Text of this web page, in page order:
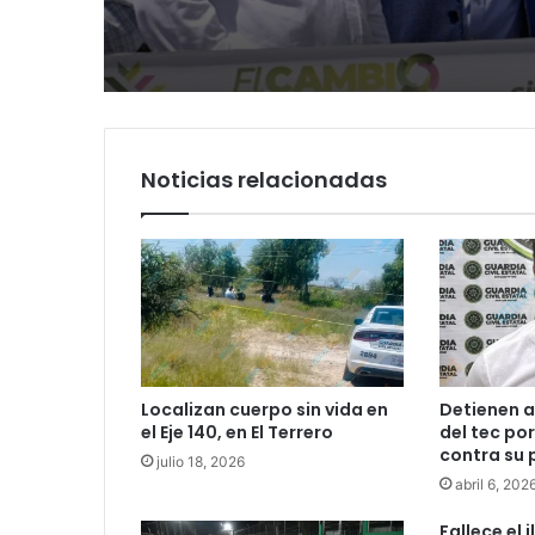
coordinación con
del Estado
Tangamanga y
llegada tras
PRI
Noticias relacionadas
Localizan cuerpo sin vida en
el Eje 140, en El Terrero
julio 18, 2026
Detienen
del tec
contra su
abril 6,